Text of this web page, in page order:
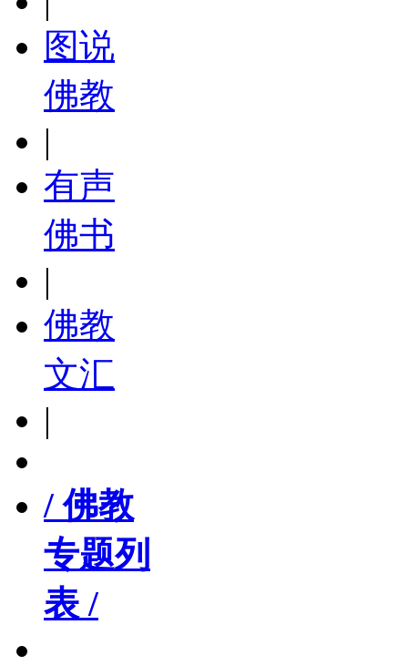
图说
佛教
|
有声
佛书
|
佛教
文汇
|
/ 佛教
专题列
表 /